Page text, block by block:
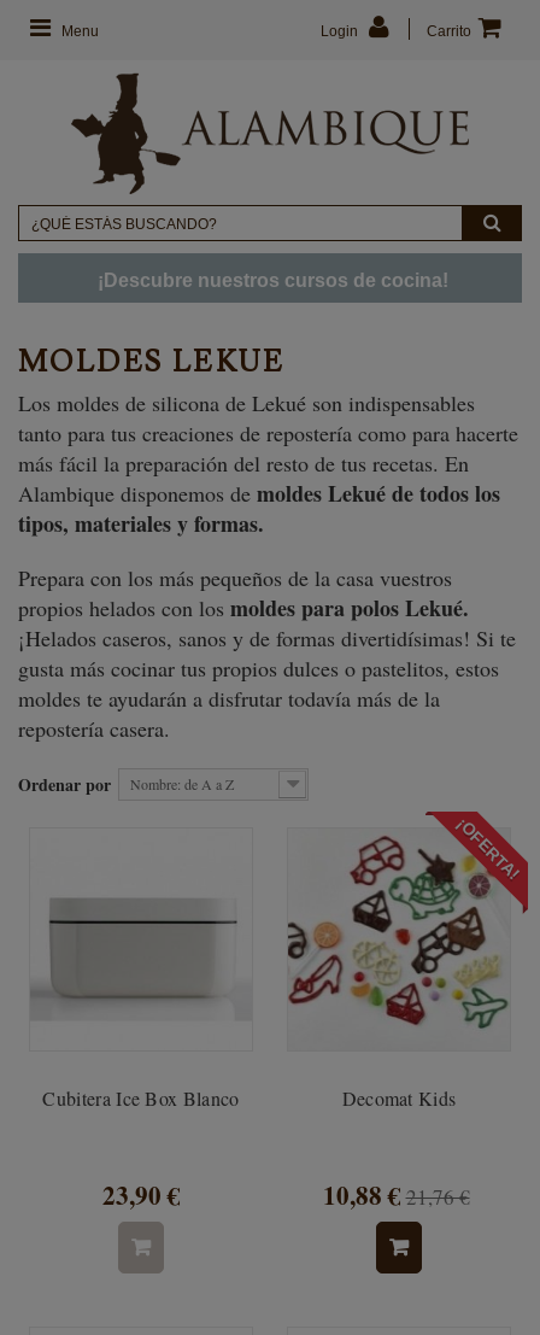
Menu Carrito
Login
¡Descubre nuestros cursos de cocina!
MOLDES LEKUE
Los moldes de silicona de Lekué son indispensables
tanto para tus creaciones de repostería como para hacerte
más fácil la preparación del resto de tus recetas. En
Alambique disponemos de moldes Lekué de todos los
tipos, materiales y formas.
Prepara con los más pequeños de la casa vuestros
propios helados con los moldes para polos Lekué.
¡Helados caseros, sanos y de formas divertidísimas! Si te
gusta más cocinar tus propios dulces o pastelitos, estos
moldes te ayudarán a disfrutar todavía más de la
repostería casera.
Ordenar por Nombre: de A a Z
Cubitera Ice Box Blanco
23,90 €
¡OFERTA!
Decomat Kids
10,88 €21,76 €